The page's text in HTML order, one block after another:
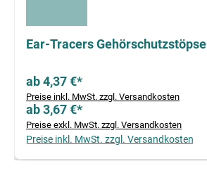
Ear-Tracers Gehörschutzstöpsel
ab 4,37 €*
Preise inkl. MwSt. zzgl. Versandkosten
ab 3,67 €*
Preise exkl. MwSt. zzgl. Versandkosten
Preise inkl. MwSt. zzgl. Versandkosten